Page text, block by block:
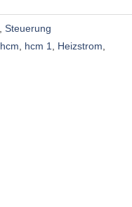
Steuerung
hcm hcm 1 Heizstrom